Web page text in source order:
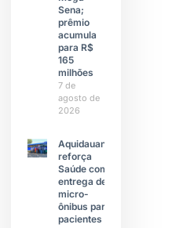
Sena;
prêmio
acumula
para R$
165
milhões
7 de
agosto de
2026
Aquidauana
reforça
Saúde com
entrega de
micro-
ônibus para
pacientes e